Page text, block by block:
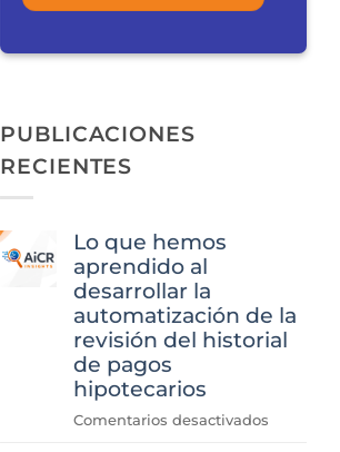
PUBLICACIONES
RECIENTES
Lo que hemos
aprendido al
desarrollar la
automatización de la
revisión del historial
de pagos
hipotecarios
Comentarios desactivados